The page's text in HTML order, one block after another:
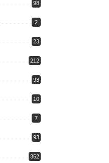
98
2
23
212
93
10
7
93
352